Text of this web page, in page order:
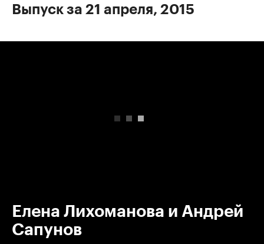
Выпуск за 21 апреля, 2015
Елена Лихоманова и Андрей
Сапунов